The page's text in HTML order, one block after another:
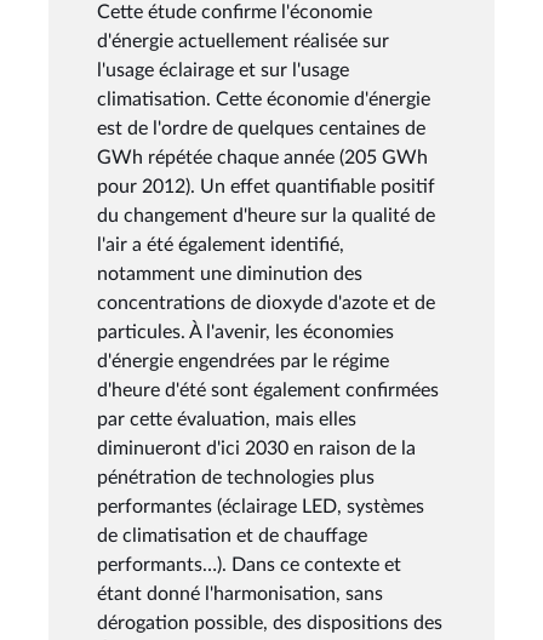
Cette étude confirme l'économie
d'énergie actuellement réalisée sur
l'usage éclairage et sur l'usage
climatisation. Cette économie d'énergie
est de l'ordre de quelques centaines de
GWh répétée chaque année (205 GWh
pour 2012). Un effet quantifiable positif
du changement d'heure sur la qualité de
l'air a été également identifié,
notamment une diminution des
concentrations de dioxyde d'azote et de
particules. À l'avenir, les économies
d'énergie engendrées par le régime
d'heure d'été sont également confirmées
par cette évaluation, mais elles
diminueront d'ici 2030 en raison de la
pénétration de technologies plus
performantes (éclairage LED, systèmes
de climatisation et de chauffage
performants…). Dans ce contexte et
étant donné l'harmonisation, sans
dérogation possible, des dispositions des